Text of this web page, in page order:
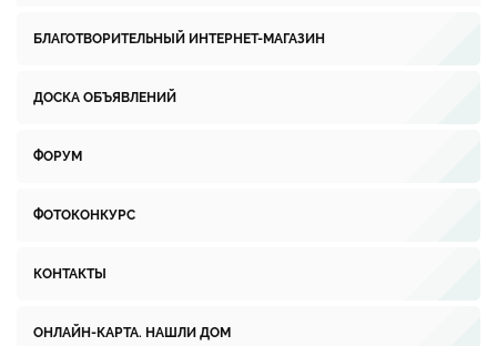
БЛАГОТВОРИТЕЛЬНЫЙ ИНТЕРНЕТ-МАГАЗИН
ДОСКА ОБЪЯВЛЕНИЙ
ФОРУМ
ФОТОКОНКУРС
КОНТАКТЫ
ОНЛАЙН-КАРТА. НАШЛИ ДОМ